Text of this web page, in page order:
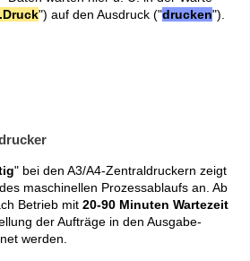
") auf den Ausdruck ("drucken").
" bei den A3/A4-Zentral­druckern zeigt
maschi­nellen Prozess­ablaufs an. Ab
Betrieb mit 20-90 Minuten Warte­zeit
der Aufträge in den Ausgabe­
werden.